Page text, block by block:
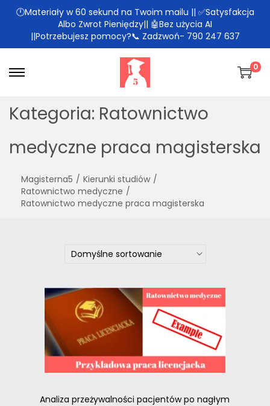
🕛Materiały w 60 sekund na Twoim mailu || ✅Satysfakcja
Albo Zwrot Pieniędzy|| 🤖Bez użycia AI
||Potrzebujesz pomocy?📞 Zadzwoń- 790 247 637
0
Kategoria: Ratownictwo
medyczne praca magisterska
Magisterna5 / Kierunki studiów /
Ratownictwo medyczne /
Ratownictwo medyczne praca magisterska
Analiza przeżywalności pacjentów po nagłym